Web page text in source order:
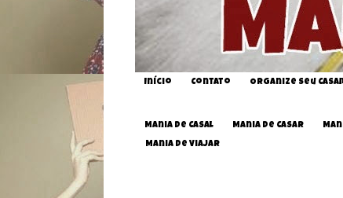
Início Contato Organize seu
Mania de Casal Mania de Casar
Mania de Viajar